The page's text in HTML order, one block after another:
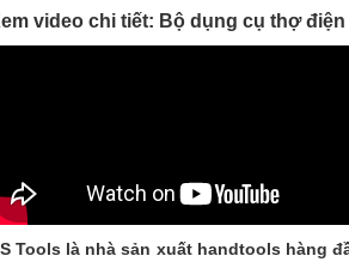
video chi tiết: Bộ dụng cụ thợ
Tools là nhà sản xuất handtools hàng